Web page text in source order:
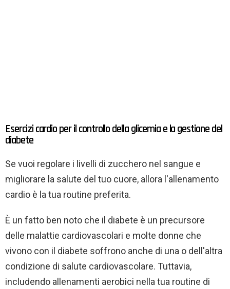
Esercizi cardio per il controllo della glicemia e la gestione del
diabete
Se vuoi regolare i livelli di zucchero nel sangue e
migliorare la salute del tuo cuore, allora l'allenamento
cardio è la tua routine preferita.
È un fatto ben noto che il diabete è un precursore
delle malattie cardiovascolari e molte donne che
vivono con il diabete soffrono anche di una o dell'altra
condizione di salute cardiovascolare. Tuttavia,
includendo allenamenti aerobici nella tua routine di